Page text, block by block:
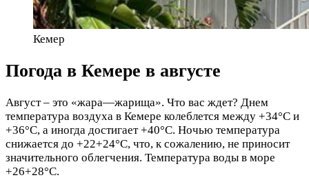
Кемер
Погода в Кемере в августе
Август – это «жара—жарища». Что вас ждет? Днем
температура воздуха в Кемере колеблется между +34°C и
+36°C, а иногда достигает +40°C. Ночью температура
снижается до +22+24°C, что, к сожалению, не приносит
значительного облегчения. Температура воды в море
+26+28°C.